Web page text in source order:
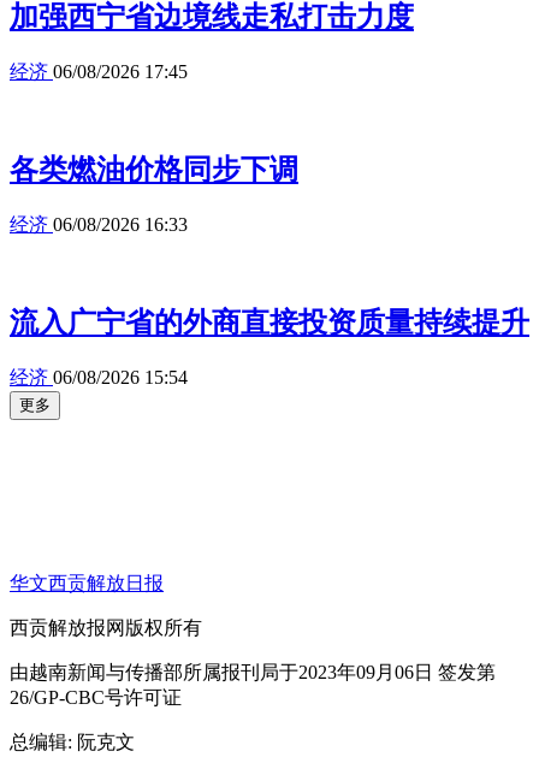
加强西宁省边境线走私打击力度
经济 06/08/2026 17:45
各类燃油价格同步下调
经济 06/08/2026 16:33
流入广宁省的外商直接投资质量持续提升
经济 06/08/2026 15:54
更多
华文西贡解放日报
西贡解放报网版权所有
由越南新闻与传播部所属报刊局于2023年09月06日 签发第
26/GP-CBC号许可证
总编辑: 阮克文